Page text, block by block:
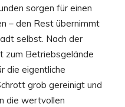
sorgen für einen
– den Rest übernimmt
selbst. Nach der
zum Betriebsgelände
die eigentliche
grob gereinigt und
die wertvollen